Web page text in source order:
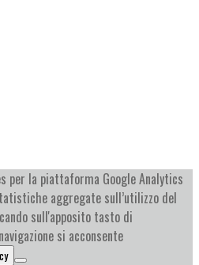
per la piattaforma Google Analytics
aggregate sull’utilizzo del
sull'apposito tasto di
si acconsente